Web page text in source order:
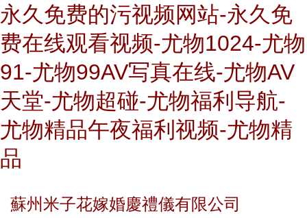
永久免费的污视频网站-永久免
费在线观看视频-尤物1024-尤物
91-尤物99AV写真在线-尤物AV
天堂-尤物超碰-尤物福利导航-
尤物精品午夜福利视频-尤物精
品
蘇州米子花嫁婚慶禮儀有限公司